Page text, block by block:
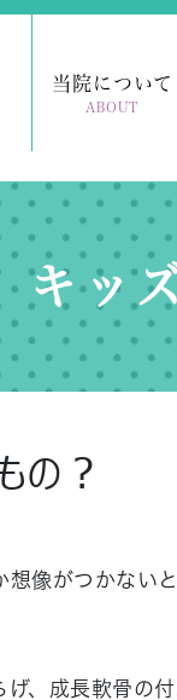
当院について
ABOUT
キッ
の？
像がつかない
、成長軟骨の